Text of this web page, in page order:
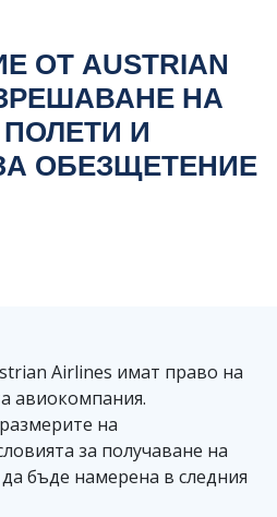
ОТ AUSTRIAN
НА
И
ОБЕЗЩЕТЕНИЕ
Airlines имат право на
авиокомпания.
на
за получаване на
бъде намерена в следния